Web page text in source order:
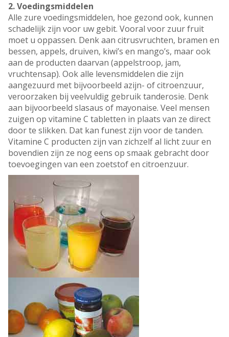
2. Voedingsmiddelen
Alle zure voedingsmiddelen, hoe gezond ook, kunnen
schadelijk zijn voor uw gebit. Vooral voor zuur fruit
moet u oppassen. Denk aan citrusvruchten, bramen en
bessen, appels, druiven, kiwi’s en mango’s, maar ook
aan de producten daarvan (appelstroop, jam,
vruchtensap). Ook alle levensmiddelen die zijn
aangezuurd met bijvoorbeeld azijn- of citroenzuur,
veroorzaken bij veelvuldig gebruik tanderosie. Denk
aan bijvoorbeeld slasaus of mayonaise. Veel mensen
zuigen op vitamine C tabletten in plaats van ze direct
door te slikken. Dat kan funest zijn voor de tanden.
Vitamine C producten zijn van zichzelf al licht zuur en
bovendien zijn ze nog eens op smaak gebracht door
toevoegingen van een zoetstof en citroenzuur.